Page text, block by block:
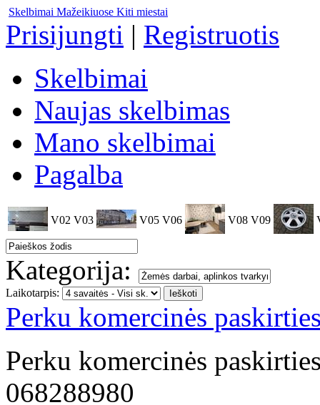
Skelbimai Mažeikiuose Kiti miestai
Prisijungti | Registruotis
Skelbimai
Naujas skelbimas
Mano skelbimai
Pagalba
V02 V03 V05 V06 V08 V09
Kategorija:
Laikotarpis:
Perku komercinės
Perku komercinės
068288980